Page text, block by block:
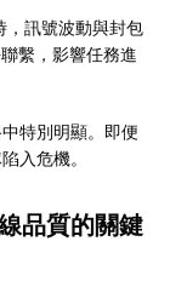
，訊號波動與封包
繫，影響任務進
特別明顯。即便
入危機。
品質的關鍵